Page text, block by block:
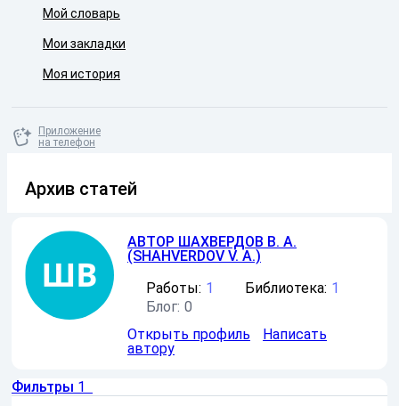
Мой словарь
Мои закладки
Моя история
Приложение
на телефон
Архив статей
АВТОР ШАХВЕРДОВ В. А.
(SHAHVERDOV V. A.)
Работы: 1 Библиотека: 1
Блог: 0
Открыть профиль
Написать
автору
Фильтры 1